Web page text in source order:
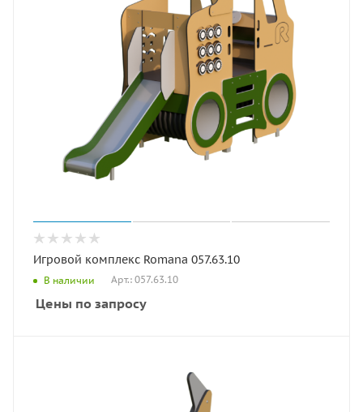
Игровой комплекс Romana 057.63.10
В наличии Арт.: 057.63.10
Цены по запросу